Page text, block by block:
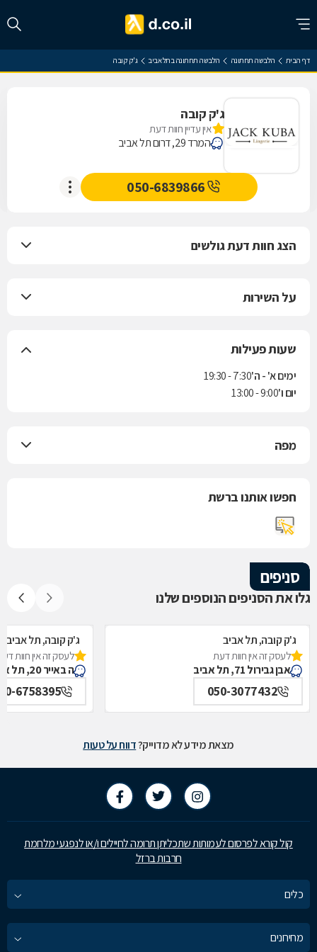
דף הבית הלבשה תחתונה הלבשה תחתונה בתל אביב ג'ק קובה
ג'ק קובה
אין עדיין חוות דעת
המרד 29, דרום תל אביב
050-6839866
הצג חוות דעת גולשים
על השירות
שעות פעילות
ימים א' - ה'7:30 - 19:30
יום ו'9:00 - 13:00
מפה
חפשו אותנו ברשת
סניפים
גלו את הסניפים הנוספים שלנו
ג'ק קובה, תל אביב
לעסק זה אין חוות דעת
אבן גבירול 71, תל אביב
050-3077432
ג'ק קובה, תל אביב
לעסק זה אין חוות
ה באייר 20, תל אביב
6758395
מצאת מידע לא מדוייק?דווח על טעות
קול קורא לפרסום לעמותות שתכליתן תרומה לחיילים ו/או לנפגעי מלחמת
חרבות ברזל
כלים
מחירונים